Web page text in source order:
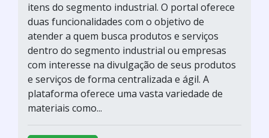
itens do segmento industrial. O portal oferece
duas funcionalidades com o objetivo de
atender a quem busca produtos e serviços
dentro do segmento industrial ou empresas
com interesse na divulgação de seus produtos
e serviços de forma centralizada e ágil. A
plataforma oferece uma vasta variedade de
materiais como...